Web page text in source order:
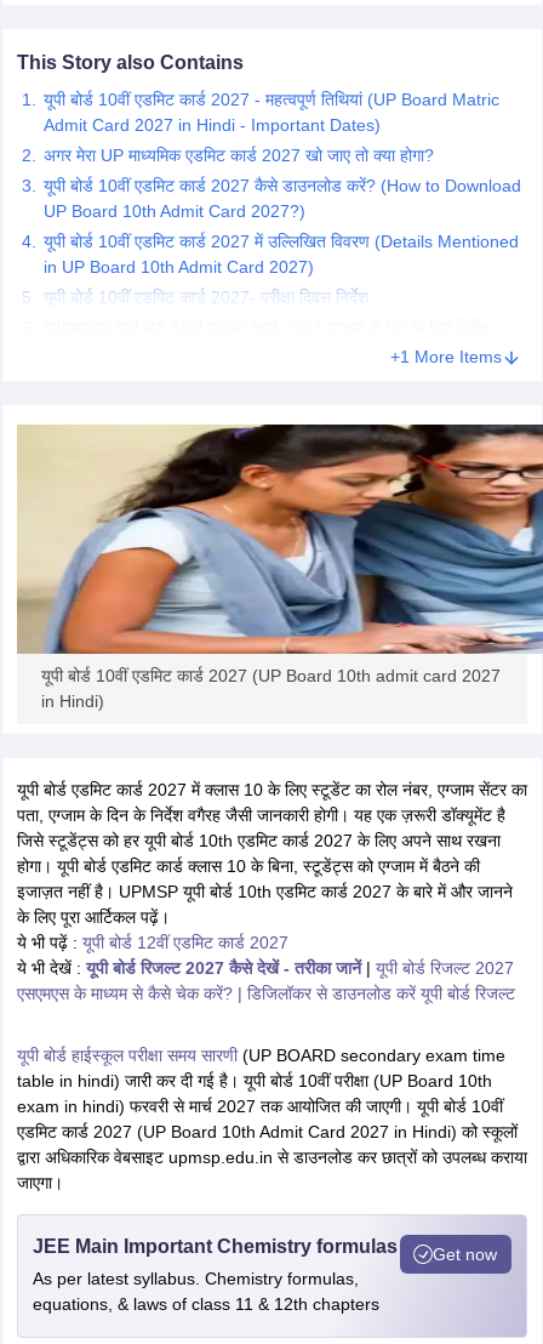
for Class 10Syllabus for Class 11
Knowledge OlympiadHBCSE Mathematical OlympiadView All
This Story also Contains
यूपी बोर्ड 10वीं एडमिट कार्ड 2027 - महत्वपूर्ण तिथियां (UP Board Matric
Admit Card 2027 in Hindi - Important Dates)
अगर मेरा UP माध्यमिक एडमिट कार्ड 2027 खो जाए तो क्या होगा?
यूपी बोर्ड 10वीं एडमिट कार्ड 2027 कैसे डाउनलोड करें? (How to Download
UP Board 10th Admit Card 2027?)
यूपी बोर्ड 10वीं एडमिट कार्ड 2027 में उल्लिखित विवरण (Details Mentioned
in UP Board 10th Admit Card 2027)
यूपी बोर्ड 10वीं एडमिट कार्ड 2027- परीक्षा दिवस निर्देश
+1 More Items
यूपी बोर्ड 10वीं एडमिट कार्ड 2027 (UP Board 10th admit card 2027
in Hindi)
यूपी बोर्ड एडमिट कार्ड 2027 में क्लास 10 के लिए स्टूडेंट का रोल नंबर, एग्जाम सेंटर का
पता, एग्जाम के दिन के निर्देश वगैरह जैसी जानकारी होगी। यह एक ज़रूरी डॉक्यूमेंट है
जिसे स्टूडेंट्स को हर यूपी बोर्ड 10th एडमिट कार्ड 2027 के लिए अपने साथ रखना
होगा। यूपी बोर्ड एडमिट कार्ड क्लास 10 के बिना, स्टूडेंट्स को एग्जाम में बैठने की
इजाज़त नहीं है। UPMSP यूपी बोर्ड 10th एडमिट कार्ड 2027 के बारे में और जानने
के लिए पूरा आर्टिकल पढ़ें।
ये भी पढ़ें : यूपी बोर्ड 12वीं एडमिट कार्ड 2027
ये भी देखें :यूपी बोर्ड रिजल्ट 2027 कैसे देखें - तरीका जानें| यूपी बोर्ड रिजल्ट 2027
एसएमएस के माध्यम से कैसे चेक करें? | डिजिलॉकर से डाउनलोड करें यूपी बोर्ड रिजल्ट
यूपी बोर्ड हाईस्कूल परीक्षा समय सारणी(UP BOARD secondary exam time
table in hindi) जारी कर दी गई है। यूपी बोर्ड 10वीं परीक्षा (UP Board 10th
exam in hindi) फरवरी से मार्च 2027 तक आयोजित की जाएगी। यूपी बोर्ड 10वीं
एडमिट कार्ड 2027 (UP Board 10th Admit Card 2027 in Hindi) को स्कूलों
द्वारा अधिकारिक वेबसाइट upmsp.edu.in से डाउनलोड कर छात्रों को उपलब्ध कराया
जाएगा।
JEE Main Important Chemistry formulas
As per latest syllabus. Chemistry formulas,
equations, & laws of class 11 & 12th chapters
Get now